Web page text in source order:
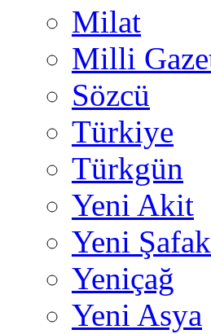
Milat
Milli
Sözcü
Türkiye
Türkgün
Yeni Akit
Yeni Şafak
Yeniçağ
Yeni Asya